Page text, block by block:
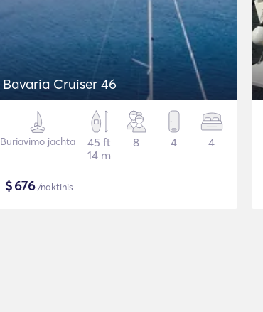
Bavaria Cruiser 46
Buriavimo jachta
45 ft
14 m
8 4 4
$676/naktinis